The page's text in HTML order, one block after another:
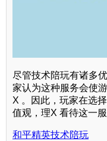
尽管技术陪玩有诸多
家认为这种服务会使
X 。因此，玩家在选
值观，理X 看待这一服
和平精英技术陪玩